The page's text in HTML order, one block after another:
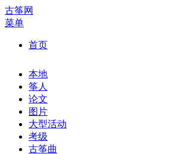
古筝网
菜单
首页
本地
筝人
论文
图片
大型活动
考级
古筝曲